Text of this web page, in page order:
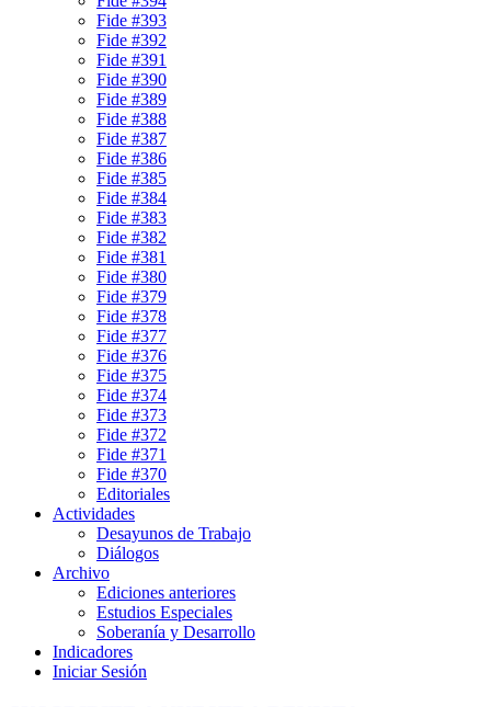
Fide #393
Fide #392
Fide #391
Fide #390
Fide #389
Fide #388
Fide #387
Fide #386
Fide #385
Fide #384
Fide #383
Fide #382
Fide #381
Fide #380
Fide #379
Fide #378
Fide #377
Fide #376
Fide #375
Fide #374
Fide #373
Fide #372
Fide #371
Fide #370
Editoriales
Actividades
Desayunos de Trabajo
Diálogos
Archivo
Ediciones anteriores
Estudios Especiales
Soberanía y Desarrollo
Indicadores
Iniciar Sesión